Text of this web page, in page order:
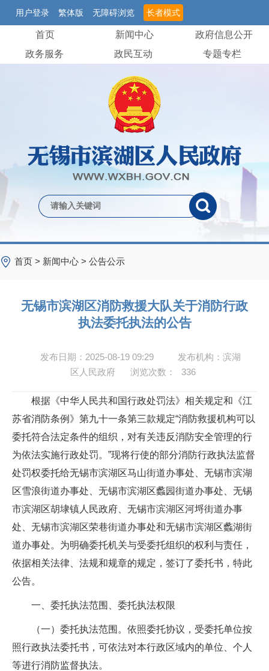
用户登录 繁体版 无障碍浏览 长者模式
首页 新闻中心
政府信息公开
政务服务
政民互动 专题专栏
首页 > 新闻中心 > 公告公示
无锡市滨湖区消防救援大队关于消防行政
执法委托执法的公告
发布日期：2025-08-19 09:29
发布机构：滨湖
区人民政府
浏览次数： 336
根据《中华人民共和国行政处罚法》相关规定和《江
苏省消防条例》第九十一条第三款规定“消防救援机构可以
委托符合法定条件的组织，对有关违反消防安全管理的行
为依法实施行政处罚。”现将行使的部分消防行政执法监督
处罚权委托给无锡市滨湖区马山街道办事处、无锡市滨湖
区雪浪街道办事处、无锡市滨湖区蠡园街道办事处、无锡
市滨湖区胡埭镇人民政府、无锡市滨湖区河埒街道办事
处、无锡市滨湖区荣巷街道办事处和无锡市滨湖区蠡湖街
道办事处。为明确委托机关与受委托组织的权利与责任，
依据相关法律、法规和规章的规定，签订了委托书，特此
公告。
一、委托执法范围、委托执法权限
（一）委托执法范围。依照委托协议，受委托单位按
照行政执法委托书，可依法对本行政区域内的单位、个人
等进行消防监督执法。